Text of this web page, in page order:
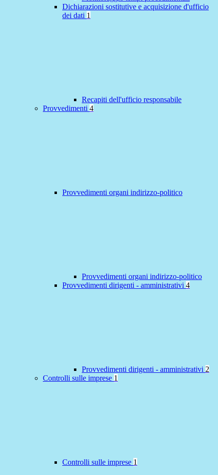
Dichiarazioni sostitutive e acquisizione d'ufficio
dei dati 1
Recapiti dell'ufficio responsabile
Provvedimenti 4
Provvedimenti organi indirizzo-politico
Provvedimenti organi indirizzo-politico
Provvedimenti dirigenti - amministrativi 4
Provvedimenti dirigenti - amministrativi 2
Controlli sulle imprese 1
Controlli sulle imprese 1